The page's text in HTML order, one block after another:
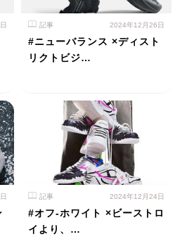
記事 2024年12月26日
#ニューバランス ×ディスト
リクトビジ…
記事 2024年12月24日
#オフ-ホワイト ×ビーストロ
イより、…